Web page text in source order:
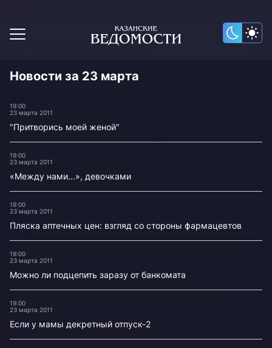
Новости за 23 марта
19:00
23 марта 2011
"Притворись моей женой"
19:00
23 марта 2011
«Между нами...», девочками
19:00
23 марта 2011
Пляска аптечных цен: взгляд со стороны фармацевтов
19:00
23 марта 2011
Можно ли подцепить заразу от банкомата
19:00
23 марта 2011
Если у мамы декретный отпуск-2